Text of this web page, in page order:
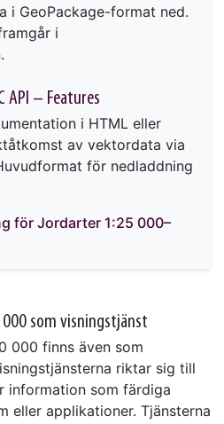
i GeoPackage-format ned.
i
API – Features
i HTML eller
av vektordata via
för nedladdning
för Jordarter 1:25 000–
som visningstjänst
000 finns även som
riktar sig till
information som färdiga
eller applikationer. Tjänsterna